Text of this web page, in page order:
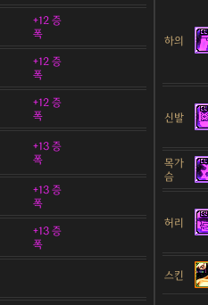
+12 증
폭
+12 증
폭
+12 증
폭
+13 증
폭
+13 증
폭
+13 증
폭
하의
신발
목가
슴
허리
스킨